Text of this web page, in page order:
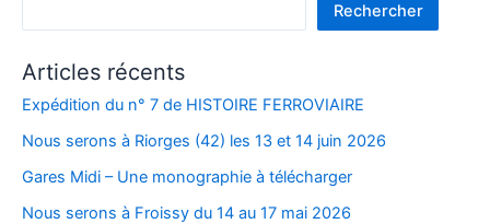
Rechercher
Articles récents
Expédition du n° 7 de HISTOIRE FERROVIAIRE
Nous serons à Riorges (42) les 13 et 14 juin 2026
Gares Midi – Une monographie à télécharger
Nous serons à Froissy du 14 au 17 mai 2026